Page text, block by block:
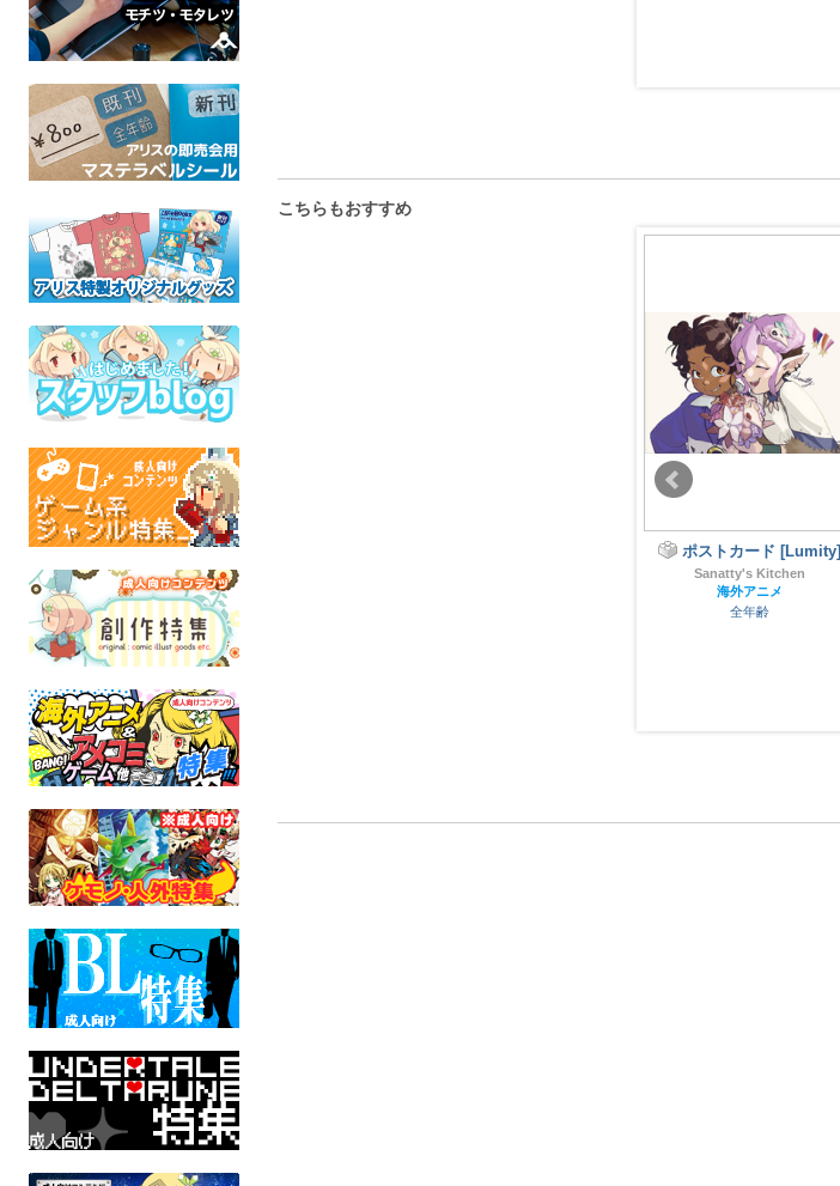
こちらもおすすめ
ポニー ダッシィ
ふぁ〜りぃ☆ふぁんだむ
MyLittlePony
全年齢
SELFIE!! with the FOX ポストカード [Lumity]
Sanatty's Kitchen
海外アニメ
全年齢